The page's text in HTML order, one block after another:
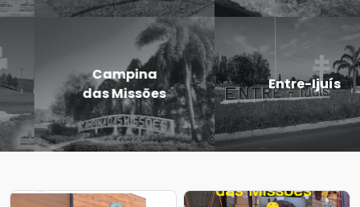
Entre-Ijuís
Eugênio de
Castro